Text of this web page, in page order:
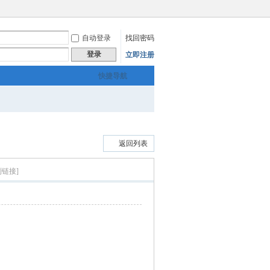
自动登录
找回密码
登录 立即注册
快捷导航
返回列表
链接]